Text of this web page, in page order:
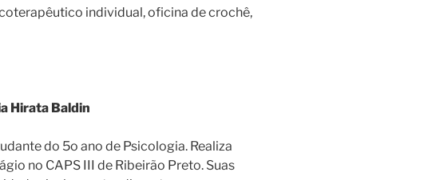
individual, oficina de crochê,
Hirata Baldin
do 5o ano de Psicologia. Realiza
no CAPS III de Ribeirão Preto. Suas